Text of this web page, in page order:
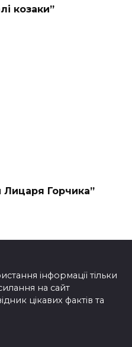
козаки”
Лицаря Горчика”
інформації тільки
на сайт
цікавих фактів та